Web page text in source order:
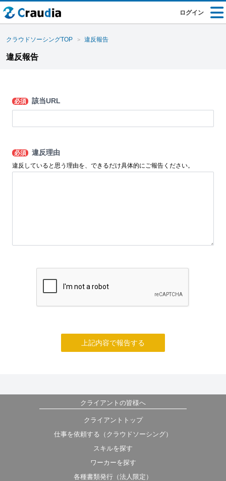
ログイン
クラウドソーシングTOP 違反報告
違反報告
必須 該当URL
必須 違反理由
違反していると思う理由を、できるだけ具体的にご報告ください。
上記内容で報告する
クライアントの皆様へ
クライアントトップ
仕事を依頼する（クラウドソーシング）
スキルを探す
ワーカーを探す
各種書類発行（法人限定）